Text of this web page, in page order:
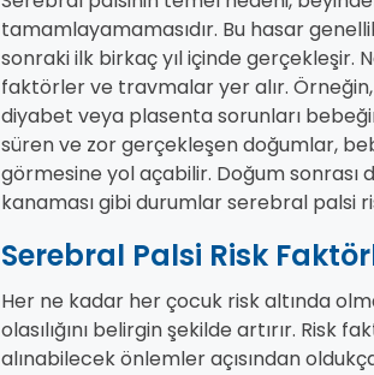
tamamlayamamasıdır. Bu hasar
sonraki ilk birkaç yıl içinde gerçekleşir.
faktörler ve travmalar yer alır.
diyabet veya plasenta sorunları
süren ve zor gerçekleşen doğumlar,
görmesine yol açabilir. Doğum
kanaması gibi durumlar serebral palsi
Serebral Palsi Risk
Her ne kadar her çocuk risk altında
olasılığını belirgin şekilde artırır.
alınabilecek önlemler açısından